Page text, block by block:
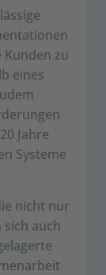
Kunden zu
eines
Jahre
Systeme
nicht nur
auch